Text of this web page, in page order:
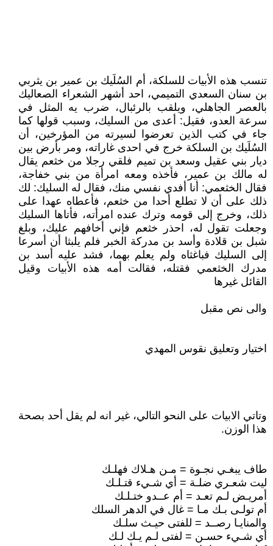
تنسب هذه الأبيات للسلكة، أم السُلَيك بن عمير بن يثربي
بن سنان السعدي التميمي، احد أشهر الشعراء الصعاليك
بالعصر الجاهلي، ويلقب بالرئبال، ضرب يه المثل في
سرعة العدو، فقيل: أعدى من السليك، وسبب قولها كما
جاء في كتب الذين تعرضوا لسيرته من المؤرخين، أن
السُلَيك بن السلكة خرج في احدى غاراته، ومر بأرض بين
ديار بني عقيل وسعد بن تميم فلقي رجلا من خثعم يقال
له مالك بن عمير، فأخذه ومعه امرأة من بني خفاجة،
فقال الخثعمي: أنا أفدي نفسي منك، فقال له السليك: لك
ذلك على أن لا تطلع أحدا من خثعم، فأعطاه عهدا على
ذلك، وخرج إلى قومه وترك عنده امرأته، فأتاها السليك
وجعلت تقول له، احذر خثعم فإني أخافهم عليك، وبلغ
شبل بن قلادة وأسد بن مدركة الخبر فلم يلبثا أن أسرعا
إلى السليك فباغثاه ولم يعلم بهما، فشد عليه أسد بن
مدرك الخثعمي فقتله، فقالت أمه هذه الأبيات وقيل
القائل غيرها
والى نص مقبل
اختيار وتعليق نقوس المهدي
وتاتي الابيات على النحو التالي، غير انه لم يقل أحد بصحة
هذا الوزن.
طاف يبغـي نجـوة = مـن هـلاك فهلـك
ليت شعـري ضلـة = أي شـيء قتـلـك
أمريـض لـم تعـد = أم عــدو ختـلـك
أم تولـى بـك مـا = غال في الدهر السلك
والمنايـا رصــد = للفتى حيـث سلـك
أي شـيء حسـن = لفتى لـم يـك لـك